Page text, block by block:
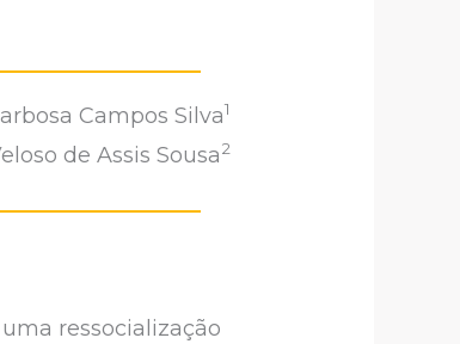
Campos Silva1
de Assis Sousa2
ressocialização